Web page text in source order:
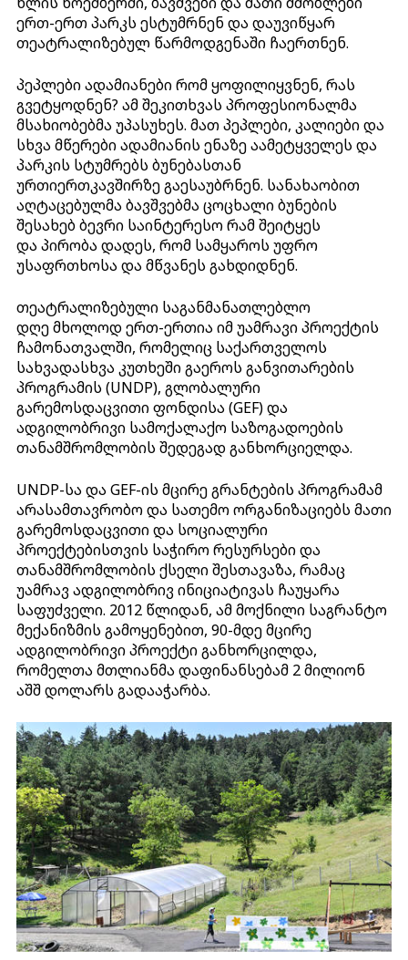
ერთ-ერთ პარკს ესტუმრნენ და დაუვიწყარ
თეატრალიზებულ წარმოდგენაში ჩაერთნენ.
პეპლები ადამიანები რომ ყოფილიყვნენ, რას
გვეტყოდნენ? ამ შეკითხვას პროფესიონალმა
მსახიობებმა უპასუხეს. მათ პეპლები, კალიები და
სხვა მწერები ადამიანის ენაზე აამეტყველეს და
პარკის სტუმრებს ბუნებასთან
ურთიერთკავშირზე გაესაუბრნენ. სანახაობით
აღტაცებულმა ბავშვებმა ცოცხალი ბუნების
შესახებ ბევრი საინტერესო რამ შეიტყეს
და პირობა დადეს, რომ სამყაროს უფრო
უსაფრთხოსა და მწვანეს გახდიდნენ.
თეატრალიზებული საგანმანათლებლო
დღე მხოლოდ ერთ-ერთია იმ უამრავი პროექტის
ჩამონათვალში, რომელიც საქართველოს
სახვადასხვა კუთხეში გაეროს განვითარების
პროგრამის (UNDP), გლობალური
გარემოსდაცვითი ფონდისა (GEF) და
ადგილობრივი სამოქალაქო საზოგადოების
თანამშრომლობის შედეგად განხორციელდა.
UNDP-სა და GEF-ის მცირე გრანტების პროგრამამ
არასამთავრობო და სათემო ორგანიზაციებს მათი
გარემოსდაცვითი და სოციალური
პროექტებისთვის საჭირო რესურსები და
თანამშრომლობის ქსელი შესთავაზა, რამაც
უამრავ ადგილობრივ ინიციატივას ჩაუყარა
საფუძველი. 2012 წლიდან, ამ მოქნილი საგრანტო
მექანიზმის გამოყენებით, 90-მდე მცირე
ადგილობრივი პროექტი განხორცილდა,
რომელთა მთლიანმა დაფინანსებამ 2 მილიონ
აშშ დოლარს გადააჭარბა.